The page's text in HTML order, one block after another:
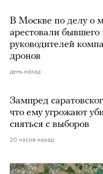
В Москве по делу о
арестовали
руководителей
дронов
день назад
Зампред
что ему угрожают
сняться с выборов
20 часов назад